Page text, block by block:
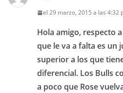
el 29 marzo, 2015 a las 4:32
Hola amigo, respecto
que le va a falta es un
superior a los que
diferencial. Los Bulls
a poco que Rose